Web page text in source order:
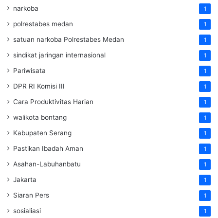
narkoba 1
polrestabes medan 1
satuan narkoba Polrestabes Medan 1
sindikat jaringan internasional 1
Pariwisata 1
DPR RI Komisi III 1
Cara Produktivitas Harian 1
walikota bontang 1
Kabupaten Serang 1
Pastikan Ibadah Aman 1
Asahan-Labuhanbatu 1
Jakarta 1
Siaran Pers 1
sosialiasi 1